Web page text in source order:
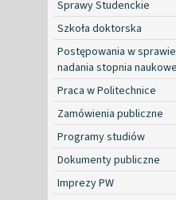
Sprawy Studenckie
Szkoła doktorska
Postępowania w sprawie
nadania stopnia
Praca w Politechnice
Zamówienia publiczne
Programy studiów
Dokumenty publiczne
Imprezy PW